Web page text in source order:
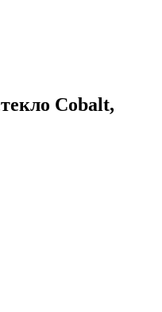
Cobalt,